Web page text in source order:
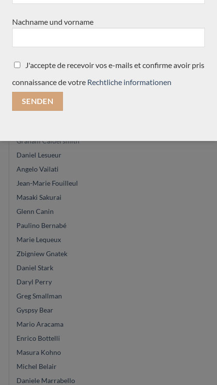
Jean-Noel Rohé
Vasilis vasileiadis
Saeid Aboutalebian
Marie Lequex
Alexander Pashentsev
Graham Caldersmith
Daniel Lesueur
Angelo Vailati
Jean-Marie Fouilleul
Masaki Sakurai
Glenn Canin
Paulino Bernabé
Marie Lequeux
Zbigniew Gnatek
Daniel Stark
Daryl Perry
Greg Smallman
Gyspsy Bear
Mario Aracama
Enrico Bottelli
Masura Kohno
Michel Belair
Daniele Marrabello
Nachname und vorname
J'accepte de recevoir vos e-mails et confirme avoir pris
connaissance de votre Rechtliche informationen